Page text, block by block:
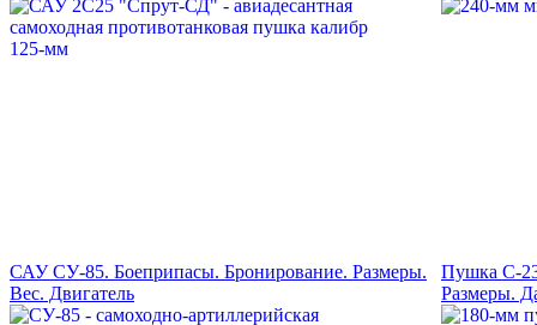
САУ СУ-85. Боеприпасы. Бронирование. Размеры.
Вес. Двигатель
Пушка С-
Размеры.